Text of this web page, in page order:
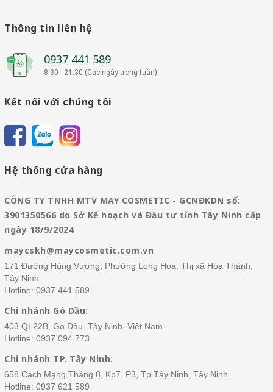
Thông tin liên hệ
0937 441 589
8:30 - 21:30 (Các ngày trong tuần)
Kết nối với chúng tôi
Hệ thống cửa hàng
CÔNG TY TNHH MTV MAY COSMETIC - GCNĐKDN số:
3901350566 do Sở Kế hoạch và Đầu tư tỉnh Tây Ninh cấp
ngày 18/9/2024
maycskh@maycosmetic.com.vn
171 Đường Hùng Vương, Phường Long Hoa, Thị xã Hòa Thành,
Tây Ninh
Hotline: 0937 441 589
Chi nhánh Gò Dầu:
403 QL22B, Gò Dầu, Tây Ninh, Việt Nam
Hotline: 0937 094 773
Chi nhánh TP. Tây Ninh:
658 Cách Mạng Tháng 8, Kp7. P3, Tp Tây Ninh, Tây Ninh
Hotline: 0937 621 589